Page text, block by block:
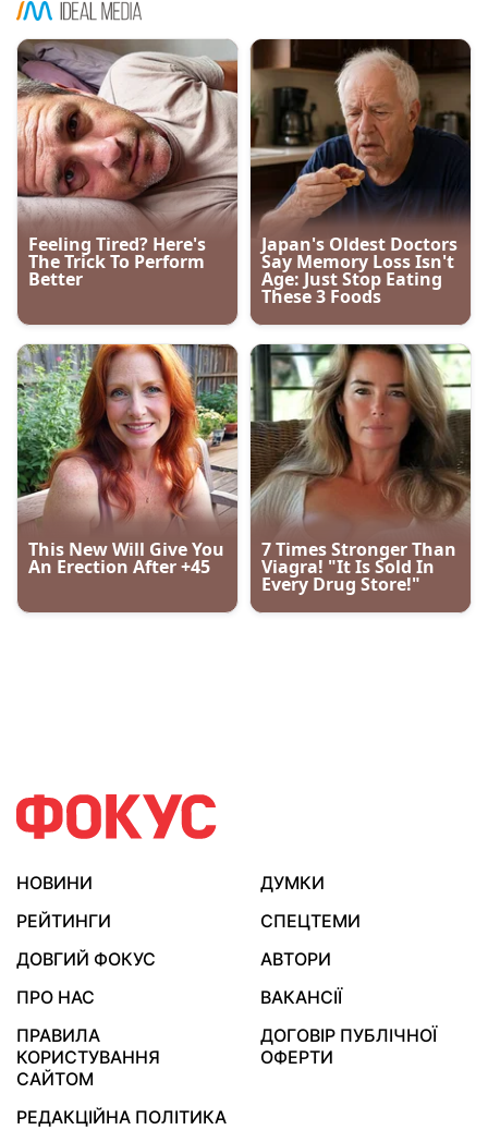
НОВИНИ
ДУМКИ
РЕЙТИНГИ
СПЕЦТЕМИ
ДОВГИЙ ФОКУС
АВТОРИ
ПРО НАС
ВАКАНСІЇ
ПРАВИЛА
КОРИСТУВАННЯ
САЙТОМ
ДОГОВІР ПУБЛІЧНОЇ
ОФЕРТИ
РЕДАКЦІЙНА ПОЛІТИКА